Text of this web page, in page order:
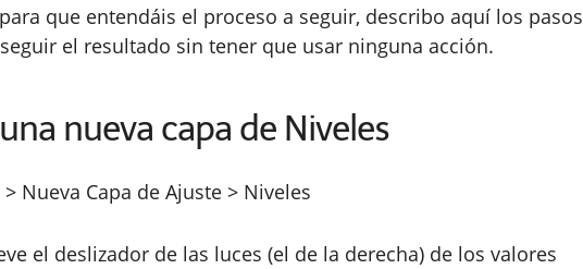
que entendáis el proceso a seguir, describo aquí los pasos
el resultado sin tener que usar ninguna acción.
nueva capa de Niveles
Nueva Capa de Ajuste > Niveles
el deslizador de las luces (el de la derecha) de los valores